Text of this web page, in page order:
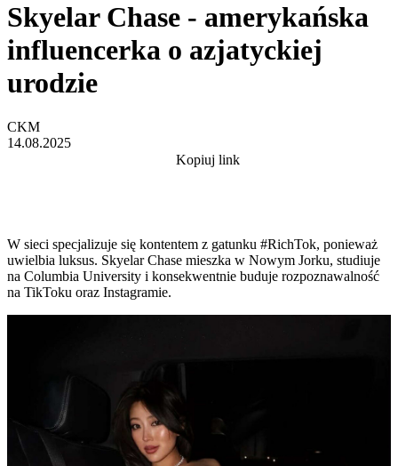
Skyelar Chase - amerykańska
influencerka o azjatyckiej
urodzie
CKM
14.08.2025
Kopiuj link
W sieci specjalizuje się kontentem z gatunku #RichTok, ponieważ
uwielbia luksus. Skyelar Chase mieszka w Nowym Jorku, studiuje
na Columbia University i konsekwentnie buduje rozpoznawalność
na TikToku oraz Instagramie.